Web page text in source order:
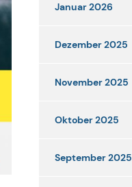
Januar 2026
Dezember 2025
November 2025
Oktober 2025
September 2025